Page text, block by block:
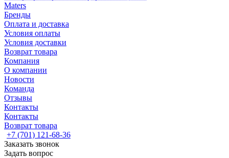
Maters
Бренды
Оплата и доставка
Условия оплаты
Условия доставки
Возврат товара
Компания
О компании
Новости
Команда
Отзывы
Контакты
Контакты
Возврат товара
+7 (701) 121-68-36
Заказать звонок
Задать вопрос